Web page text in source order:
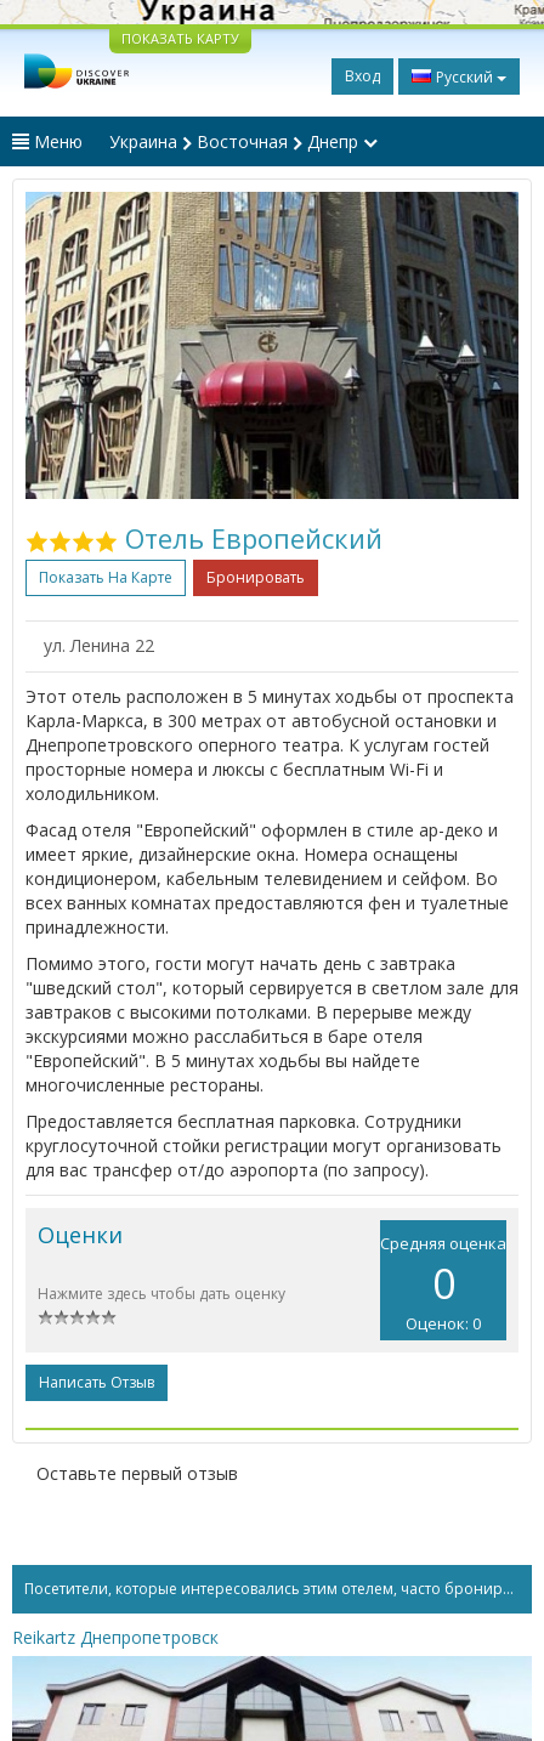
ПОКАЗАТЬ КАРТУ
Вход Русский
Меню Украина Восточная Днепр
Отель Европейский
Показать На Карте Бронировать
ул. Ленина 22
Этот отель расположен в 5 минутах ходьбы от проспекта
Карла-Маркса, в 300 метрах от автобусной остановки и
Днепропетровского оперного театра. К услугам гостей
просторные номера и люксы с бесплатным Wi-Fi и
холодильником.
Фасад отеля "Европейский" оформлен в стиле ар-деко и
имеет яркие, дизайнерские окна. Номера оснащены
кондиционером, кабельным телевидением и сейфом. Во
всех ванных комнатах предоставляются фен и туалетные
принадлежности.
Помимо этого, гости могут начать день с завтрака
"шведский стол", который сервируется в светлом зале для
завтраков с высокими потолками. В перерыве между
экскурсиями можно расслабиться в баре отеля
"Европейский". В 5 минутах ходьбы вы найдете
многочисленные рестораны.
Предоставляется бесплатная парковка. Сотрудники
круглосуточной стойки регистрации могут организовать
для вас трансфер от/до аэропорта (по запросу).
Средняя оценка
0
Оценок: 0
Оценки
Нажмите здесь чтобы дать оценку
Написать Отзыв
Оставьте первый отзыв
Посетители, которые интересовались этим отелем, часто бронируют...
Reikartz Днепропетровск